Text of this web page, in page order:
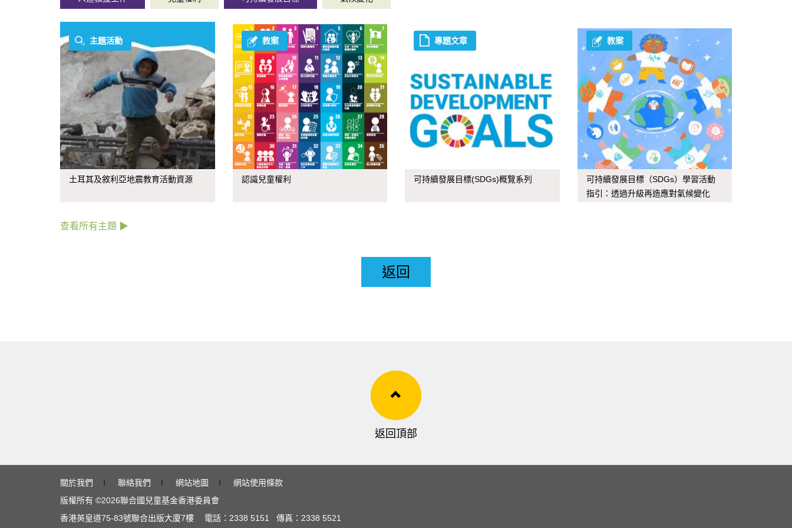
主題活動
土耳其及敘利亞地震教育活動資源
教案
認識兒童權利
專題文章
可持續發展目標(SDGs)概覽系列
教案
可持續發展目標（SDGs）學習活動
指引：透過升級再造應對氣候變化
查看所有主題 ▶
返回
返回頂部
關於我們 ∣ 聯絡我們 ∣ 網站地圖 ∣
網站使用條款
版權所有 ©2026聯合國兒童基金香港委員會
香港英皇道75-83號聯合出版大廈7樓 電話： 2338 5151 傳真： 2338 5521